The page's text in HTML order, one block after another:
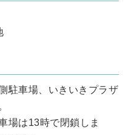
駐車場、いきいきプラザ
場は13時で閉鎖しま